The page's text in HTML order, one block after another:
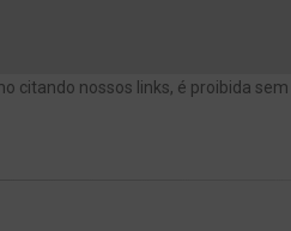
nossos links, é proibida